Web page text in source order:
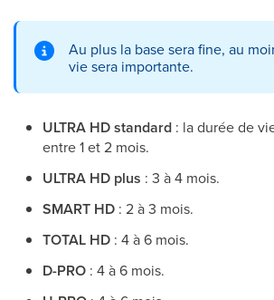
Au plus la base sera fine, au
vie sera importante.
ULTRA HD standard : la durée de
entre 1 et 2 mois.
ULTRA HD plus : 3 à 4 mois.
SMART HD : 2 à 3 mois.
TOTAL HD : 4 à 6 mois.
D-PRO : 4 à 6 mois.